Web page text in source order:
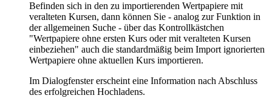
Befinden sich in den zu importierenden Wertpapiere mit
veralteten Kursen, dann können Sie - analog zur Funktion in
der allgemeinen Suche - über das Kontrollkästchen
"Wertpapiere ohne ersten Kurs oder mit veralteten Kursen
einbeziehen" auch die standardmäßig beim Import ignorierten
Wertpapiere ohne aktuellen Kurs importieren.
Im Dialogfenster erscheint eine Information nach Abschluss
des erfolgreichen Hochladens.